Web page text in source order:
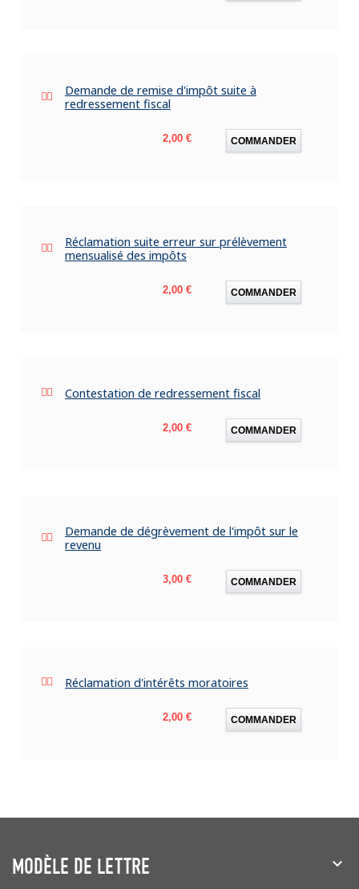
Demande de remise d'impôt suite à
redressement fiscal
Prix
2,00 € COMMANDER
Réclamation suite erreur sur prélèvement
mensualisé des impôts
Prix
2,00 € COMMANDER
Contestation de redressement fiscal
Prix
2,00 € COMMANDER
Demande de dégrèvement de l'impôt sur le
revenu
Prix
3,00 € COMMANDER
Réclamation d'intérêts moratoires
Prix
2,00 € COMMANDER
MODÈLE DE LETTRE